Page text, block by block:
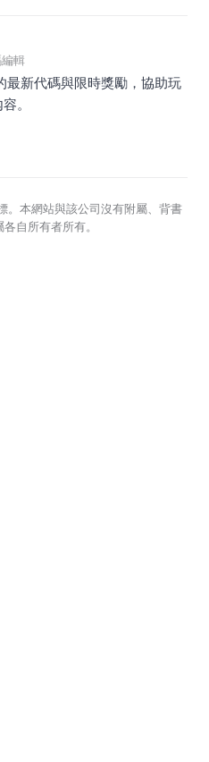
輯
最新代碼與限時獎勵，協助玩
。
本網站與該公司沒有附屬、背書
自所有者所有。